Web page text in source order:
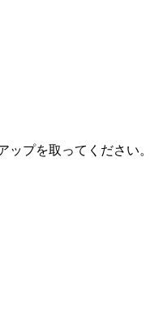
ップを取ってください。